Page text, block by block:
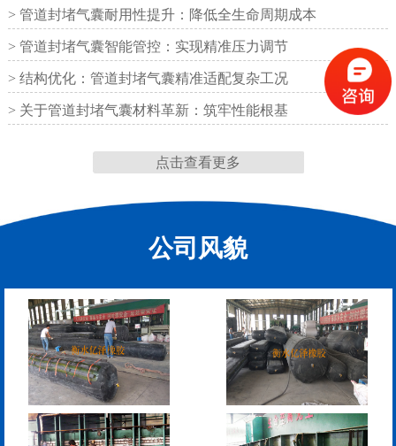
缝
缝
RG型桥梁伸缩缝
D40、60、80型桥梁伸
> 管道封堵气囊耐用性提升：降低全生命周期成本
> 管道封堵气囊智能管控：实现精准压力调节
> 结构优化：管道封堵气囊精准适配复杂工况
> 关于管道封堵气囊材料革新：筑牢性能根基
点击查看更多
公司风貌